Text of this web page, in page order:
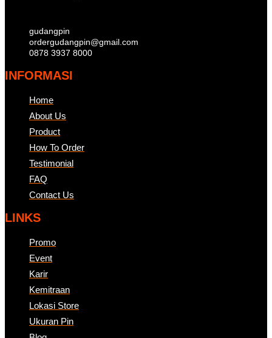
gudangpin
ordergudangpin@gmail.com
0878 3937 8000
INFORMASI
Home
About Us
Product
How To Order
Testimonial
FAQ
Contact Us
LINKS
Promo
Event
Karir
Kemitraan
Lokasi Store
Ukuran Pin